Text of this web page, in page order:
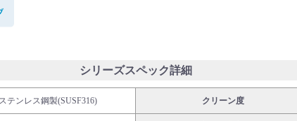
シリーズスペック詳細
ステンレス鋼製(SUSF316) クリーン度